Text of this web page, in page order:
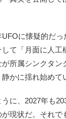
に懐疑的だ
て「月面に人
所属シンクタ
かに揺れ始めて
に、2027年も
現状だ。それで